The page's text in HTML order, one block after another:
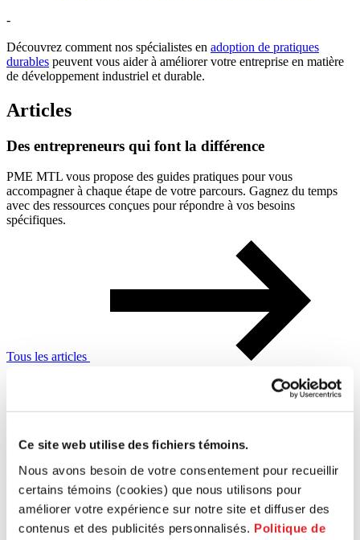
Ce site web utilise des fichiers témoins.
Nous avons besoin de votre consentement pour recueillir
certains témoins (cookies) que nous utilisons pour
améliorer votre expérience sur notre site et diffuser des
contenus et des publicités personnalisés. Politique de
-
Découvrez comment nos spécialistes en adoption de pratiques
durables peuvent vous aider à améliorer votre entreprise en matière
de développement industriel et durable.
Articles
Des entrepreneurs qui font la différence
PME MTL vous propose des guides pratiques pour vous
accompagner à chaque étape de votre parcours. Gagnez du temps
avec des ressources conçues pour répondre à vos besoins
spécifiques.
Tous les articles
21 May